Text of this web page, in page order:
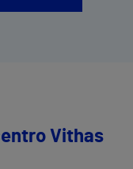
Vithas